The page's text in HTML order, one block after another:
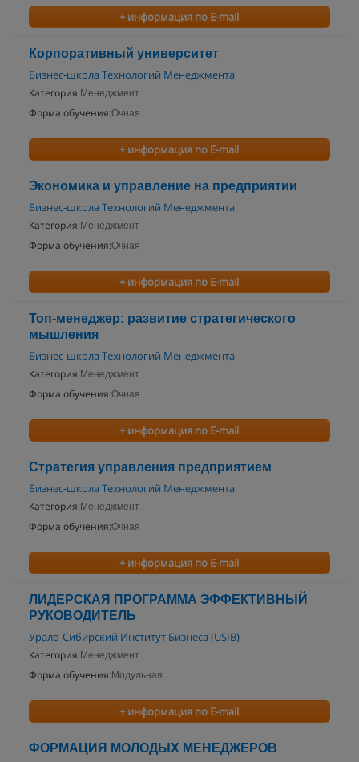
+ информация по E-mail
Корпоративный университет
Бизнес-школа Технологий Менеджмента
Категория: Менеджмент
Форма обучения:Очная
+ информация по E-mail
Экономика и управление на предприятии
Бизнес-школа Технологий Менеджмента
Категория: Менеджмент
Форма обучения:Очная
+ информация по E-mail
Топ-менеджер: развитие стратегического
мышления
Бизнес-школа Технологий Менеджмента
Категория: Менеджмент
Форма обучения:Очная
+ информация по E-mail
Стратегия управления предприятием
Бизнес-школа Технологий Менеджмента
Категория: Менеджмент
Форма обучения:Очная
+ информация по E-mail
ЛИДЕРСКАЯ ПРОГРАММА ЭФФЕКТИВНЫЙ
РУКОВОДИТЕЛЬ
Урало-Сибирский Институт Бизнеса (USIB)
Категория: Менеджмент
Форма обучения: Модульная
+ информация по E-mail
ФОРМАЦИЯ МОЛОДЫХ МЕНЕДЖЕРОВ